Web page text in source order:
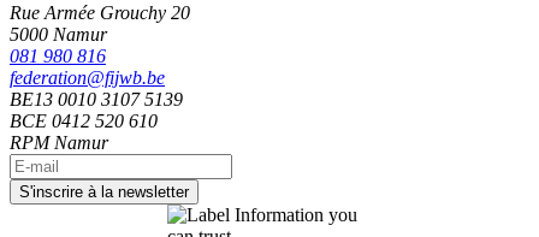
Rue Armée Grouchy 20
5000 Namur
081 980 816
federation@fijwb.be
BE13 0010 3107 5139
BCE 0412 520 610
RPM Namur